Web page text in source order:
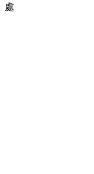
處